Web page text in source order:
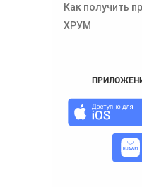
Как получить
ХРУМ